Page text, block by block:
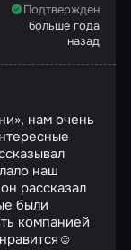
Подтвержден
больше года
назад
нам очень
наш
рассказал
были
компанией